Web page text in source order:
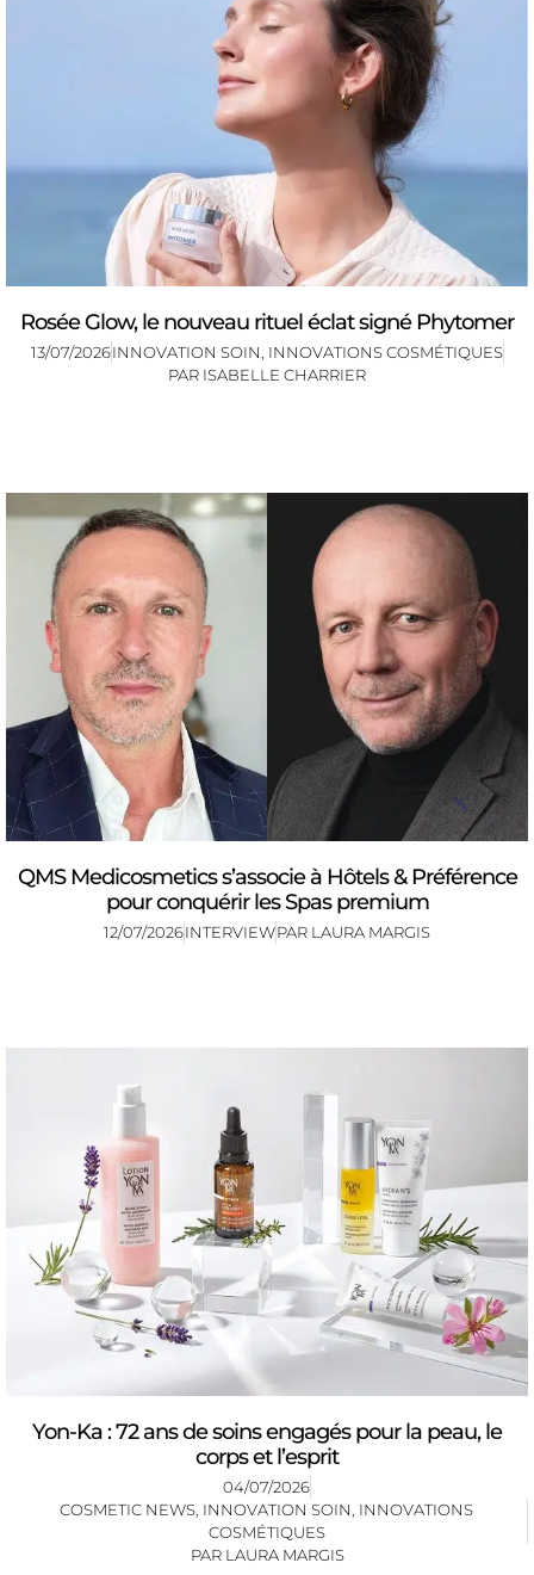
Rosée Glow, le nouveau rituel éclat signé Phytomer
13/07/2026INNOVATION SOIN, INNOVATIONS COSMÉTIQUES
PAR ISABELLE CHARRIER
QMS Medicosmetics s’associe à Hôtels & Préférence
pour conquérir les Spas premium
12/07/2026INTERVIEWPAR LAURA MARGIS
Yon-Ka : 72 ans de soins engagés pour la peau, le
corps et l’esprit
04/07/2026
COSMETIC NEWS, INNOVATION SOIN, INNOVATIONS
COSMÉTIQUES
PAR LAURA MARGIS